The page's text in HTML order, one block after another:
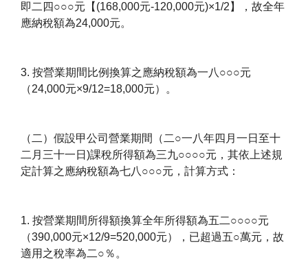
即二四○○○元【(168,000元-120,000元)×1/2】，故全年
應納稅額為24,000元。
3. 按營業期間比例換算之應納稅額為一八○○○元
（24,000元×9/12=18,000元）。
（二）假設甲公司營業期間（二○一八年四月一日至十
二月三十一日)課稅所得額為三九○○○○元，其依上述規
定計算之應納稅額為七八○○○元，計算方式：
1. 按營業期間所得額換算全年所得額為五二○○○○元
（390,000元×12/9=520,000元），已超過五○萬元，故
適用之稅率為二○％。